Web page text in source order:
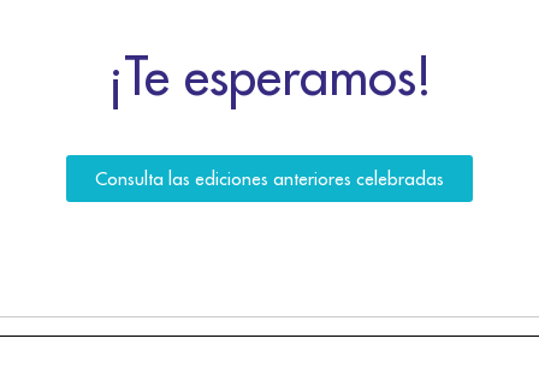
¡Te esperamos!
Consulta las ediciones anteriores celebradas